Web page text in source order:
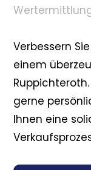
Verbessern
einem
gerne
Ihnen eine